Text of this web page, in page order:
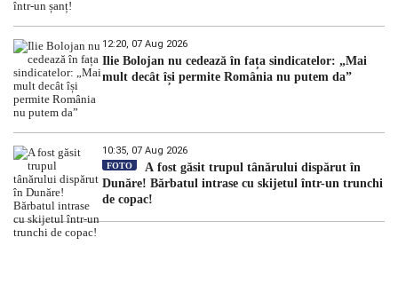
12:20, 07 Aug 2026
Ilie Bolojan nu cedează în fața sindicatelor: „Mai
mult decât își permite România nu putem da”
10:35, 07 Aug 2026
FOTO
A fost găsit trupul tânărului dispărut în
Dunăre! Bărbatul intrase cu skijetul într-un trunchi
de copac!